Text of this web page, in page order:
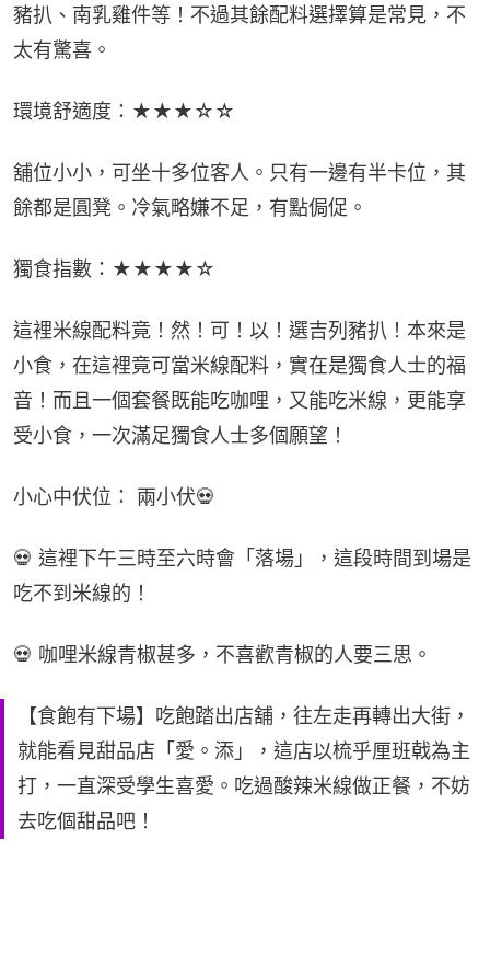
豬扒、南乳雞件等！不過其餘配料選擇算是常見，不
太有驚喜。
環境舒適度：★★★☆☆
舖位小小，可坐十多位客人。只有一邊有半卡位，其
餘都是圓凳。冷氣略嫌不足，有點侷促。
獨食指數：★★★★☆
這裡米線配料竟！然！可！以！選吉列豬扒！本來是
小食，在這裡竟可當米線配料，實在是獨食人士的福
音！而且一個套餐既能吃咖哩，又能吃米線，更能享
受小食，一次滿足獨食人士多個願望！
小心中伏位： 兩小伏💀
💀 這裡下午三時至六時會「落場」，這段時間到場是
吃不到米線的！
💀 咖哩米線青椒甚多，不喜歡青椒的人要三思。
【食飽有下場】吃飽踏出店舖，往左走再轉出大街，
就能看見甜品店「愛。添」，這店以梳乎厘班戟為主
打，一直深受學生喜愛。吃過酸辣米線做正餐，不妨
去吃個甜品吧！